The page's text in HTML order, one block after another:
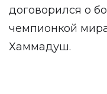
договорился о
чемпионкой
Хаммадуш.